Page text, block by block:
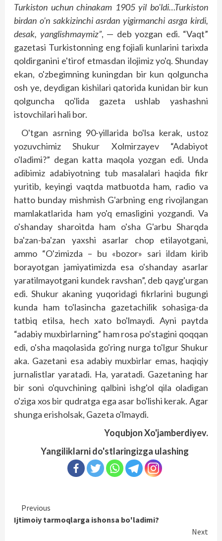
Turkiston uchun chinakam 1905 yil bo'ldi…Turkiston
birdan o'n sakkizinchi asrdan yigirmanchi asrga kirdi,
desak, yanglishmaymiz”, — deb yozgan edi. “Vaqt”
gazetasi Turkistonning eng fojiali kunlarini tarixda
qoldirganini e'tirof etmasdan ilojimiz yo'q. Shunday
ekan, o'zbegimning kuningdan bir kun qolguncha
osh ye, deydigan kishilari qatorida kunidan bir kun
qolguncha qo'lida gazeta ushlab yashashni
istovchilari hali bor.
O'tgan asrning 90-yillarida bo'lsa kerak, ustoz
yozuvchimiz Shukur Xolmirzayev “Adabiyot
o'ladimi?” degan katta maqola yozgan edi. Unda
adibimiz adabiyotning tub masalalari haqida fikr
yuritib, keyingi vaqtda matbuotda ham, radio va
hatto bunday mishmish G'arbning eng rivojlangan
mamlakatlarida ham yo'q emasligini yozgandi. Va
o'shanday sharoit­­da ham o'sha G'arbu Sharqda
ba'zan-ba'zan yaxshi asarlar chop etilayotgani,
ammo “O'zimizda – bu «bozor» sari ildam kirib
borayotgan jamiyatimizda esa o'shanday asarlar
yaratilmayotgani kundek ravshan”, deb qayg'urgan
edi. Shukur akaning yuqoridagi fikr­larini bugungi
kunda ham to'lasincha gazetachilik sohasiga-da
tatbiq etilsa, hech xato bo'lmaydi. Ayni paytda
“adabiy muxbirlarning” ham rosa po'stagini qoqqan
edi, o'sha maqolasida go'ring nurga to'lgur Shukur
aka. Gazetani esa adabiy muxbirlar emas, haqiqiy
jurnalistlar yaratadi. Ha, yaratadi. Gazetaning har
bir soni o'quvchining qalbini ishg'ol qila oladigan
o'ziga xos bir qudratga ega asar bo'lishi kerak. Agar
shunga erisholsak, Gazeta o'lmaydi.
Yoqubjon Xo'jamberdiyev.
Yangiliklarni do'stlaringizga ulashing
Continue
Reading
Previous
Ijtimoiy tarmoqlarga ishonsa bo'ladimi?
Next